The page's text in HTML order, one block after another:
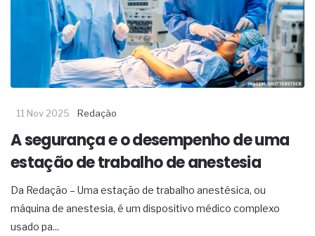
11 Nov 2025 Redação
A segurança e o desempenho de uma
estação de trabalho de anestesia
Da Redação – Uma estação de trabalho anestésica, ou
máquina de anestesia, é um dispositivo médico complexo
usado pa...